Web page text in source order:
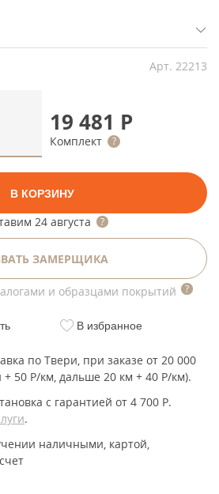
Арт. 22213
19 481 Р
Комплект
В КОРЗИНУ
24 августа
ЗАМЕРЩИКА
и образцами покрытий
В избранное
по Твери, при заказе от 20 000
+ 50 Р/км, дальше 20 км + 40 Р/км).
с гарантией от 4 700 Р.
.
наличными, картой,